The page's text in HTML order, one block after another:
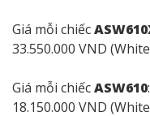
Giá mỗi chiếc
33.550.000 VND
Giá mỗi chiếcASW610
18.150.000 VND